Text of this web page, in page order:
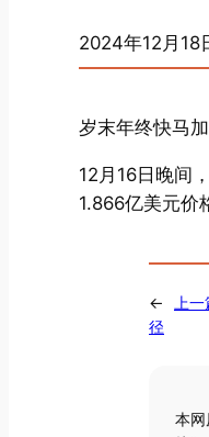
2024年12月18
岁末年终快马
12月16日晚间
1.866亿美元价
← 上一
径
本网